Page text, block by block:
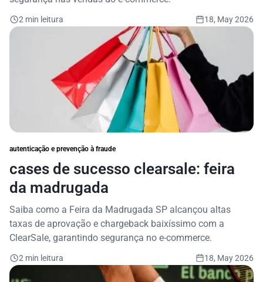
2 min leitura 18, May 2026
autenticação e prevenção à fraude
cases de sucesso clearsale: feira
da madrugada
Saiba como a Feira da Madrugada SP alcançou altas
taxas de aprovação e chargeback baixíssimo com a
ClearSale, garantindo segurança no e-commerce.
2 min leitura 18, May 2026